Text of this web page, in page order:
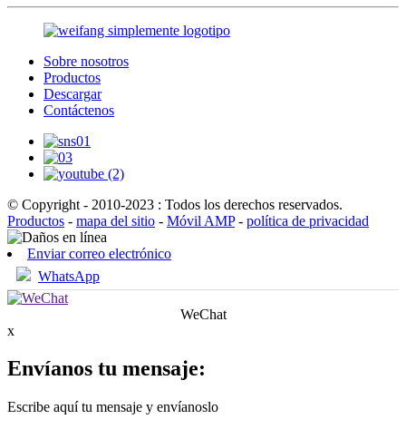
Sobre nosotros
Productos
Descargar
Contáctenos
© Copyright - 2010-2023 : Todos los derechos reservados.
Productos - mapa del sitio - Móvil AMP- política de privacidad
Enviar correo electrónico
WhatsApp
WeChat
x
Envíanos tu mensaje:
Escribe aquí tu mensaje y envíanoslo